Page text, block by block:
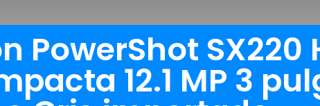
PowerShot SX220
12.1 MP 3